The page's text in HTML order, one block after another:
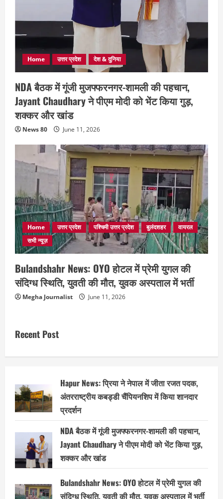
Home उत्तर प्रदेश देश & दुनिया
NDA बैठक में गूंजी मुजफ्फरनगर-शामली की पहचान,
Jayant Chaudhary ने पीएम मोदी को भेंट किया गुड़,
शक्कर और खांड
News 80 June 11, 2026
Home उत्तर प्रदेश पश्चिमी उत्तर प्रदेश बुलंदशहर
वायरल
सभी न्यूज़
Bulandshahr News: OYO होटल में प्रेमी युगल की
संदिग्ध स्थिति, युवती की मौत, युवक अस्पताल में भर्ती
Megha Journalist June 11, 2026
Recent Post
Hapur News: प्रिया ने नेपाल में जीता रजत पदक,
अंतरराष्ट्रीय कबड्डी चैंपियनशिप में किया शानदार
प्रदर्शन
NDA बैठक में गूंजी मुजफ्फरनगर-शामली की पहचान,
Jayant Chaudhary ने पीएम मोदी को भेंट किया गुड़,
शक्कर और खांड
Bulandshahr News: OYO होटल में प्रेमी युगल की
संदिग्ध स्थिति, युवती की मौत, युवक अस्पताल में भर्ती